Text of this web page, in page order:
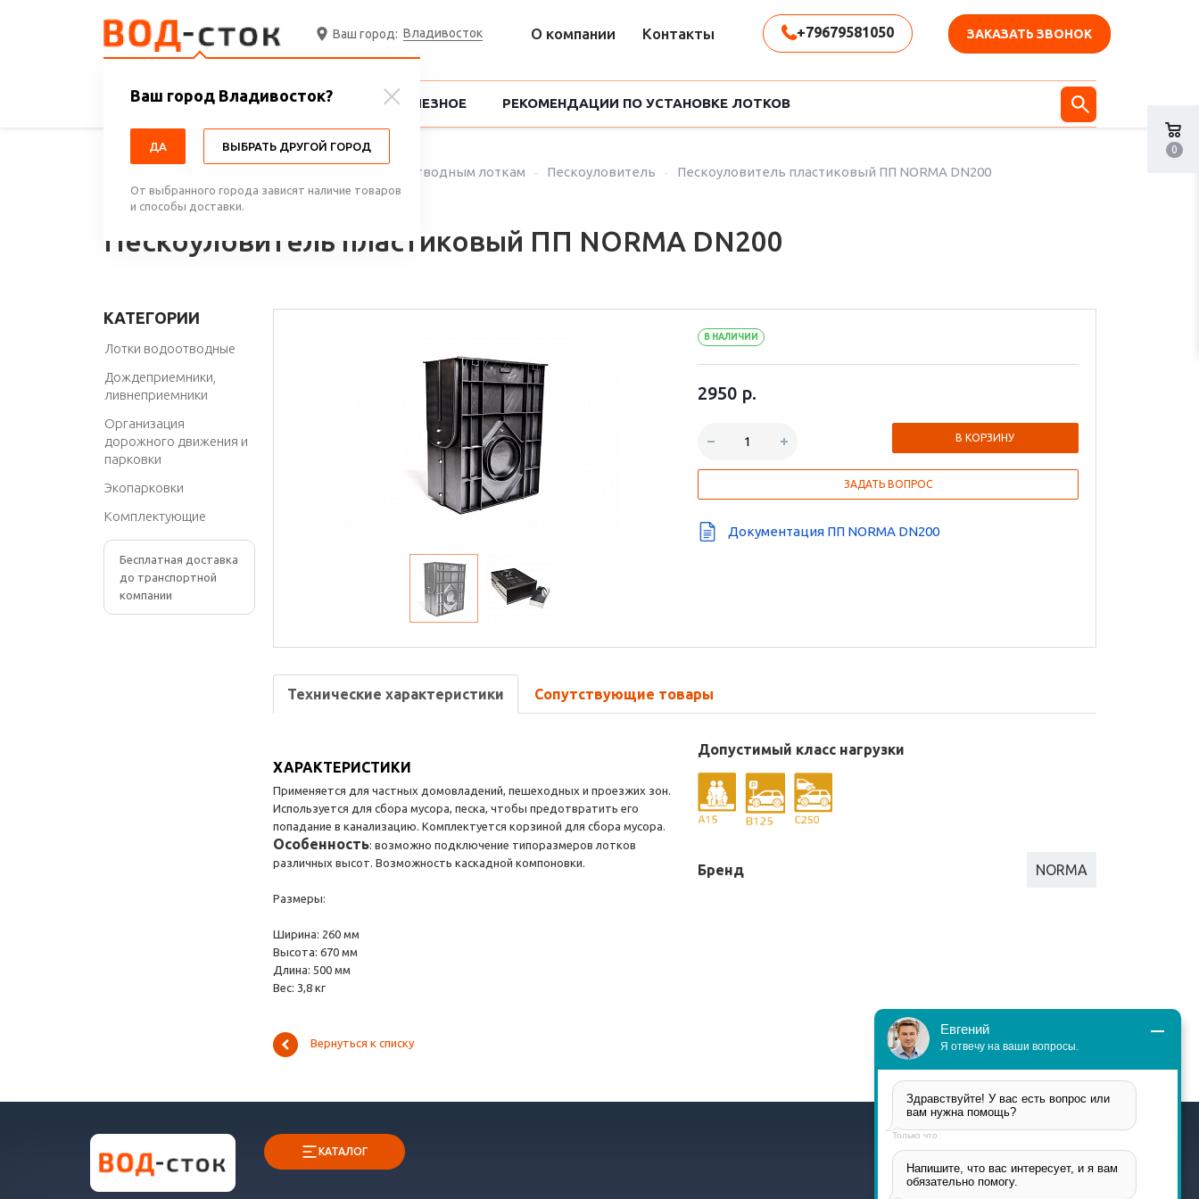
0
Ваш город: Владивосток
Ваш город Владивосток?
ДА ВЫБРАТЬ ДРУГОЙ ГОРОД
От выбранного города зависят наличие товаров
и способы доставки.
О компании Контакты +79679581050 ЗАКАЗАТЬ ЗВОНОК
ПРАЙС ДОСТАВКА И ОПЛАТА ПОЛЕЗНОЕ РЕКОМЕНДАЦИИ ПО УСТАНОВКЕ ЛОТКОВ
Комплектующие к водоотводным лоткам Пескоуловитель Пескоуловитель пластиковый ПП NORMA DN200
Пескоуловитель пластиковый ПП NORMA DN200
КАТЕГОРИИ
Лотки водоотводные
Дождеприемники,
ливнеприемники
Организация
дорожного движения и
парковки
Экопарковки
Комплектующие
Бесплатная доставка
до транспортной
компании
В НАЛИЧИИ
2950 p.
В КОРЗИНУ
ЗАДАТЬ ВОПРОС
Документация ПП NORMA DN200
Технические характеристики Сопутствующие товары
ХАРАКТЕРИСТИКИ
Применяется для частных домовладений, пешеходных и проезжих зон.
Используется для сбора мусора, песка, чтобы предотвратить его
попадание в канализацию. Комплектуется корзиной для сбора мусора.
Особенность: возможно подключение типоразмеров лотков
различных высот. Возможность каскадной компоновки.
Размеры:
Ширина: 260 мм
Высота: 670 мм
Длина: 500 мм
Вес: 3,8 кг
Допустимый класс нагрузки
Бренд NORMA
Вернуться к списку
КАТАЛОГ
Евгений
Я отвечу на ваши вопросы.
Здравствуйте! У вас есть вопрос или
вам нужна помощь?
Только что
Напишите, что вас интересует, и я вам
обязательно помогу.